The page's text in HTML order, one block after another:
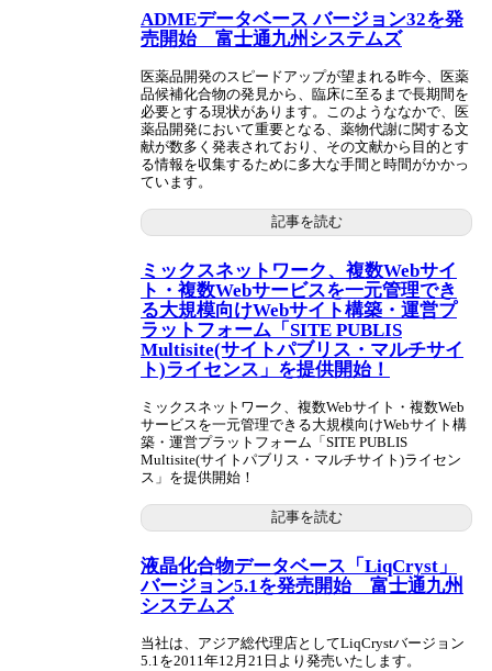
ADMEデータベース バージョン32を発
売開始 富士通九州システムズ
医薬品開発のスピードアップが望まれる昨今、医薬
品候補化合物の発見から、臨床に至るまで長期間を
必要とする現状があります。このようななかで、医
薬品開発において重要となる、薬物代謝に関する文
献が数多く発表されており、その文献から目的とす
る情報を収集するために多大な手間と時間がかかっ
ています。
記事を読む
ミックスネットワーク、複数Webサイ
ト・複数Webサービスを一元管理でき
る大規模向けWebサイト構築・運営プ
ラットフォーム「SITE PUBLIS
Multisite(サイトパブリス・マルチサイ
ト)ライセンス」を提供開始！
ミックスネットワーク、複数Webサイト・複数Web
サービスを一元管理できる大規模向けWebサイト構
築・運営プラットフォーム「SITE PUBLIS
Multisite(サイトパブリス・マルチサイト)ライセン
ス」を提供開始！
記事を読む
液晶化合物データベース「LiqCryst」
バージョン5.1を発売開始 富士通九州
システムズ
当社は、アジア総代理店としてLiqCrystバージョン
5.1を2011年12月21日より発売いたします。